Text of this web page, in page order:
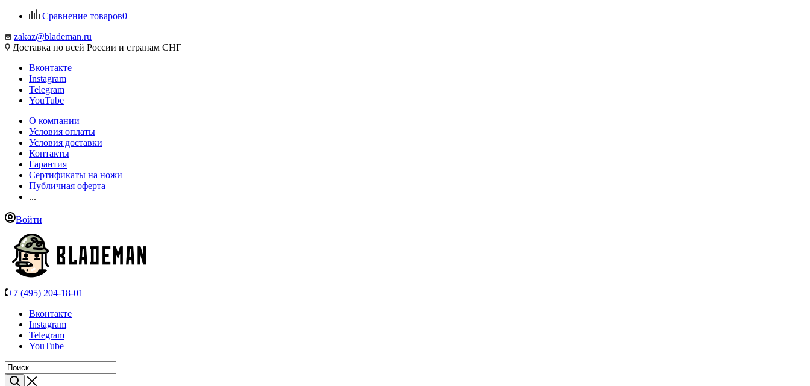
Сравнение товаров0
zakaz@blademan.ru
Доставка по всей России и странам СНГ
Вконтакте
Instagram
Telegram
YouTube
О компании
Условия оплаты
Условия доставки
Контакты
Гарантия
Сертификаты на ножи
Публичная оферта
...
Войти
+7 (495) 204-18-01
Вконтакте
Instagram
Telegram
YouTube